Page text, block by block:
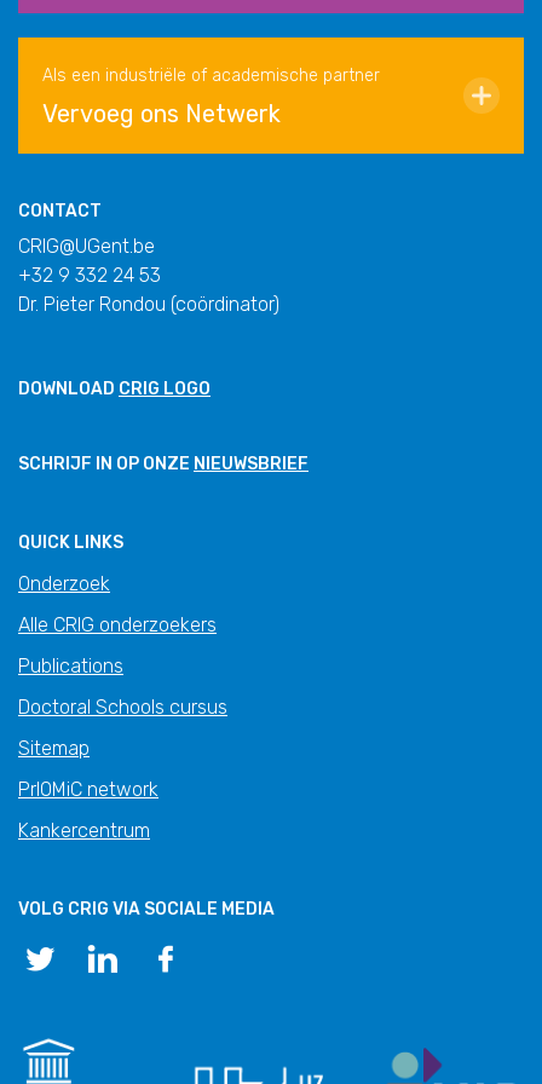
Als een industriële of academische partner
Vervoeg ons Netwerk
CONTACT
CRIG@UGent.be
+32 9 332 24 53
Dr. Pieter Rondou (coördinator)
DOWNLOAD CRIG LOGO
SCHRIJF IN OP ONZE NIEUWSBRIEF
QUICK LINKS
Onderzoek
Alle CRIG onderzoekers
Publications
Doctoral Schools cursus
Sitemap
PrIOMiC network
Kankercentrum
VOLG CRIG VIA SOCIALE MEDIA